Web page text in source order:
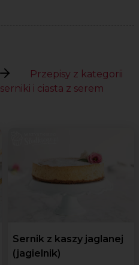
Przepisy z kategorii
serniki i ciasta z serem
Sernik z kaszy jaglanej
(jagielnik)